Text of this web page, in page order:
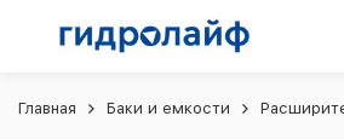
Главная Баки и емкости